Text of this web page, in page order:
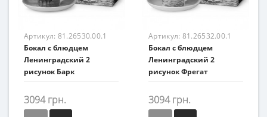
Артикул: 81.26530.00.1
Бокал с блюдцем
Ленинградский 2
рисунок Барк
3094 грн.
Артикул: 81.26532.00.1
Бокал с блюдцем
Ленинградский 2
рисунок Фрегат
3094 грн.